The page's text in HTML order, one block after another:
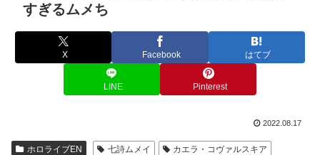
すぎるムメち
X Facebook はてブ
LINE Pinterest
2022.08.17
ホロライブEN 七詩ムメイ
カエラ・コヴァルスキア